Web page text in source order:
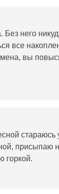
него
все
вы
стараюсь
присыпаю
горкой.